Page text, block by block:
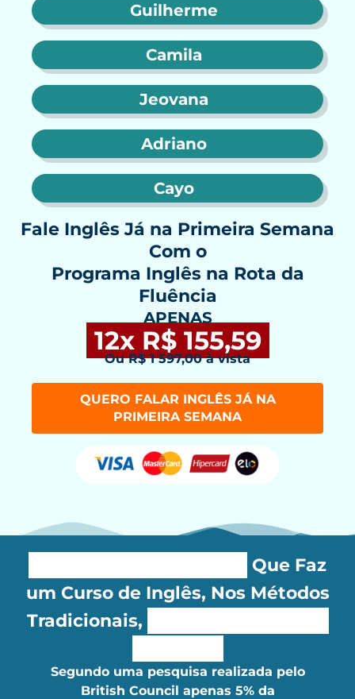
Guilherme
Camila
Jeovana
Adriano
Cayo
Fale Inglês Já na Primeira Semana
Com o
Programa Inglês na Rota da
Fluência
APENAS
12x R$ 155,59
Ou R$ 1 597,00 à vista
QUERO FALAR INGLÊS JÁ NA
PRIMEIRA SEMANA
Que Faz
um Curso de Inglês, Nos Métodos
Tradicionais,
Segundo uma pesquisa realizada pelo
British Council apenas 5% da